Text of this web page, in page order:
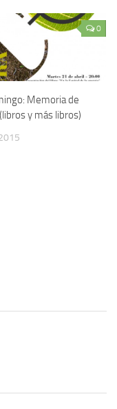
0
Memoria de
y más libros)